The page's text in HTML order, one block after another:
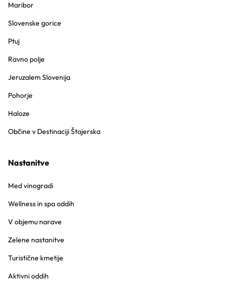
Maribor
Slovenske gorice
Ptuj
Ravno polje
Jeruzalem Slovenija
Pohorje
Haloze
Občine v Destinaciji Štajerska
Nastanitve
Med vinogradi
Wellness in spa oddih
V objemu narave
Zelene nastanitve
Turistične kmetije
Aktivni oddih